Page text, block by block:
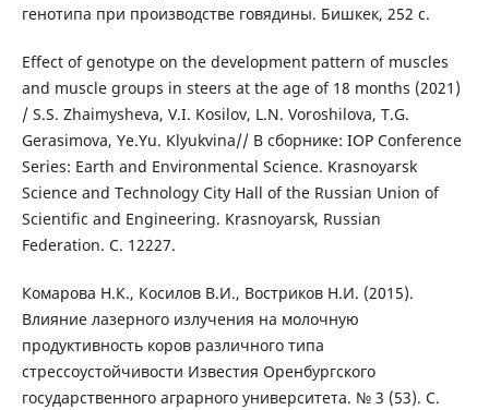
генотипа при производстве говядины. Бишкек, 252 с.
Effect of genotype on the development pattern of muscles
and muscle groups in steers at the age of 18 months (2021)
/ S.S. Zhaimysheva, V.I. Kosilov, L.N. Voroshilova, T.G.
Gerasimova, Ye.Yu. Klyukvina// В сборнике: IOP Conference
Series: Earth and Environmental Science. Krasnoyarsk
Science and Technology City Hall of the Russian Union of
Scientific and Engineering. Krasnoyarsk, Russian
Federation. С. 12227.
Комарова Н.К., Косилов В.И., Востриков Н.И. (2015).
Влияние лазерного излучения на молочную
продуктивность коров различного типа
стрессоустойчивости Известия Оренбургского
государственного аграрного университета. № 3 (53). С.